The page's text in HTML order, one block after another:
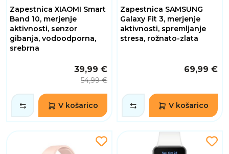
Zapestnica XIAOMI Smart
Band 10, merjenje
aktivnosti, senzor
gibanja, vodoodporna,
srebrna
39,99 €
54,99 €
V košarico
Zapestnica SAMSUNG
Galaxy Fit 3, merjenje
aktivnosti, spremljanje
stresa, rožnato-zlata
69,99 €
V košarico